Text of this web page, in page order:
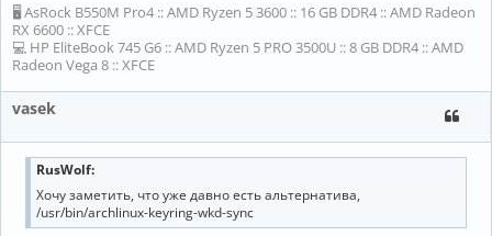
🖥 AsRock B550M Pro4 :: AMD Ryzen 5 3600 :: 16 GB DDR4 :: AMD Radeon
RX 6600 :: XFCE
💻 HP EliteBook 745 G6 :: AMD Ryzen 5 PRO 3500U :: 8 GB DDR4 :: AMD
Radeon Vega 8 :: XFCE
vasek
RusWolf:
Хочу заметить, что уже давно есть альтернатива,
/usr/bin/archlinux-keyring-wkd-sync